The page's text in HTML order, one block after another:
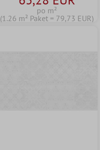
po m²
(1.26 m² Paket = 79,73 EUR)